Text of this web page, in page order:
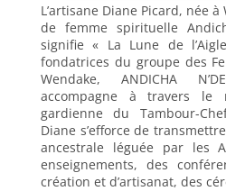
L’artisane Diane Picard, née
de femme spirituelle
signifie « La Lune de
fondatrices du groupe des
Wendake, ANDICHA
accompagne à travers
gardienne du Tambour-
Diane s’efforce de
ancestrale léguée par les
enseignements, des
création et d’artisanat, des